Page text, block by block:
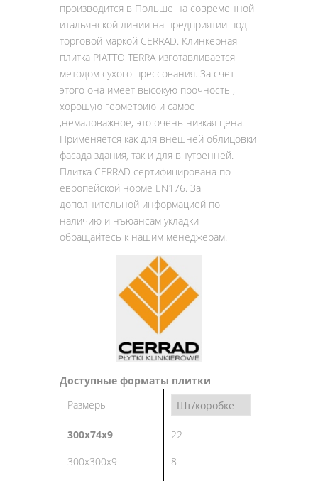
производится в Польше на современной
итальянской линии на предприятии под
торговой маркой CERRAD. Клинкерная
плитка PIATTO TERRA изготавливается
методом сухого прессования. За счет
этого она имеет высокую прочность ,
хорошую геометрию и самое
,немаловажное, это очень низкая цена.
Применяется как для внешней облицовки
фасада здания, так и для внутренней.
Плитка CERRAD сертифицирована по
европейской норме EN176. За
дополнительной информацией по
наличию и нъюансам укладки
обращайтесь к нашим менеджерам.
Доступные форматы плитки
Размеры
300х74х9
22
300х300х9
8